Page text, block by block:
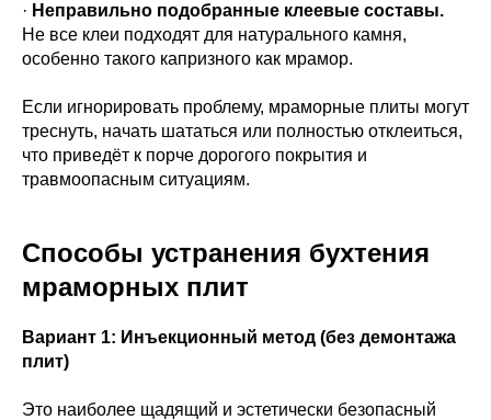
· Неправильно подобранные клеевые составы.
Не все клеи подходят для натурального камня,
особенно такого капризного как мрамор.
Если игнорировать проблему, мраморные плиты могут
треснуть, начать шататься или полностью отклеиться,
что приведёт к порче дорогого покрытия и
травмоопасным ситуациям.
Способы устранения бухтения
мраморных плит
Вариант 1: Инъекционный метод (без демонтажа
плит)
Это наиболее щадящий и эстетически безопасный